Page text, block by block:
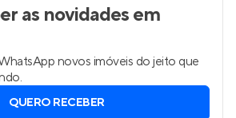
as novidadesem
novos imóveis do jeito que
QUERO RECEBER